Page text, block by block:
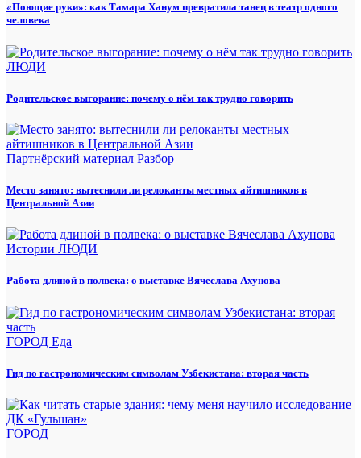
«Поющие руки»: как Тамара Ханум превратила танец в театр одного
человека
ЛЮДИ
Родительское выгорание: почему о нём так трудно говорить
Партнёрский материал Разбор
Место занято: вытеснили ли релоканты местных айтишников в
Центральной Азии
Истории ЛЮДИ
Работа длиной в полвека: о выставке Вячеслава Ахунова
ГОРОД Еда
Гид по гастрономическим символам Узбекистана: вторая часть
ГОРОД